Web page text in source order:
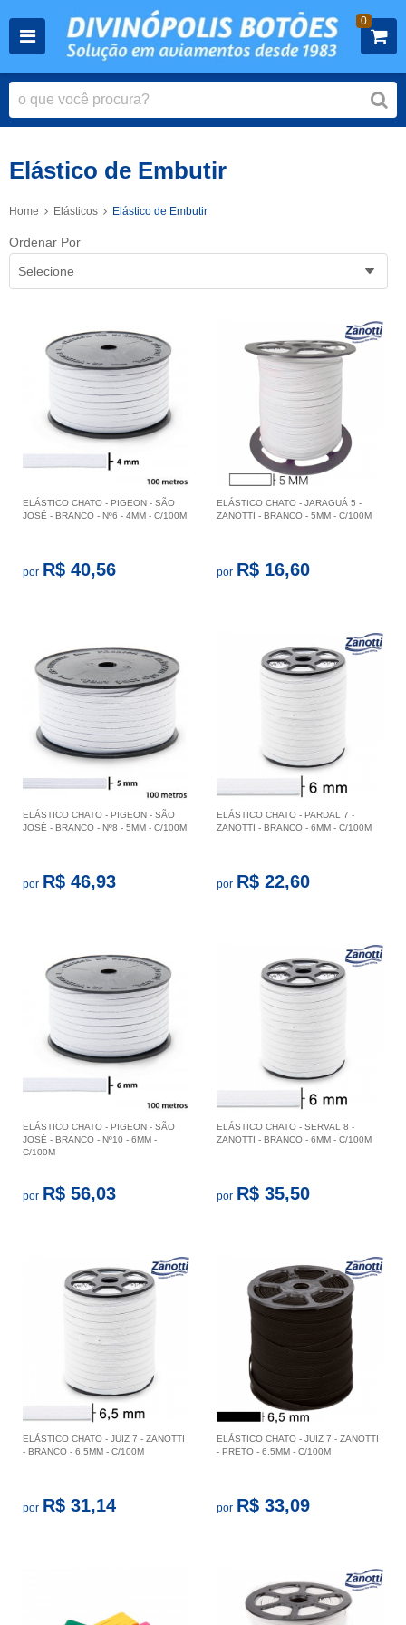
0
Elástico de Embutir
Home Elásticos Elástico de Embutir
Ordenar Por
Selecione
ELÁSTICO CHATO - PIGEON - SÃO
JOSÉ - BRANCO - Nº6 - 4MM - C/100M
por R$ 40,56
ELÁSTICO CHATO - JARAGUÁ 5 -
ZANOTTI - BRANCO - 5MM - C/100M
por R$ 16,60
ELÁSTICO CHATO - PIGEON - SÃO
JOSÉ - BRANCO - Nº8 - 5MM - C/100M
por R$ 46,93
ELÁSTICO CHATO - PARDAL 7 -
ZANOTTI - BRANCO - 6MM - C/100M
por R$ 22,60
ELÁSTICO CHATO - PIGEON - SÃO
JOSÉ - BRANCO - Nº10 - 6MM -
C/100M
por R$ 56,03
ELÁSTICO CHATO - SERVAL 8 -
ZANOTTI - BRANCO - 6MM - C/100M
por R$ 35,50
ELÁSTICO CHATO - JUIZ 7 - ZANOTTI
- BRANCO - 6,5MM - C/100M
por R$ 31,14
ELÁSTICO CHATO - JUIZ 7 - ZANOTTI
- PRETO - 6,5MM - C/100M
por R$ 33,09